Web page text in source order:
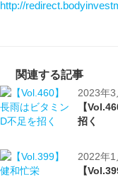
http://
関連する記事
2023年3
【
招く
2022年1
【